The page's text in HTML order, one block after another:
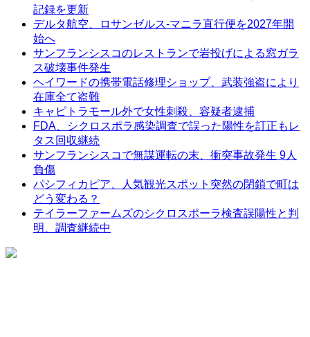
記録を更新
デルタ航空、ロサンゼルス-マニラ直行便を2027年開
始へ
サンフランシスコのレストランで岩投げによる窓ガラ
ス破壊事件発生
ヘイワードの携帯電話修理ショップ、武装強盗により
在庫全て盗難
キャピトラモール外で女性刺殺、容疑者逮捕
FDA、シクロスポラ感染調査で誤った陽性を訂正もレ
タス回収継続
サンフランシスコで無謀運転の末、衝突事故発生 9人
負傷
パシフィカピア、人気観光スポット突然の閉鎖で町は
どう変わる？
テイラーファームズのシクロスポーラ検査誤陽性と判
明、調査継続中